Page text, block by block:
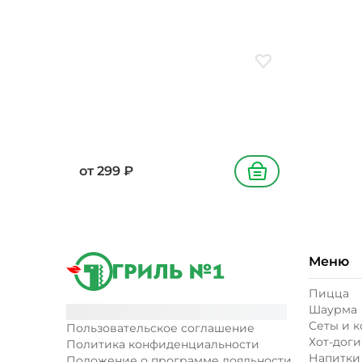
Добавить в
от 299 ₽ В корзину
Пользовательское соглашение
Политика конфиденциальности
Меню
Пицца
Шаурма
Сеты и
Хот-доги
Напитки